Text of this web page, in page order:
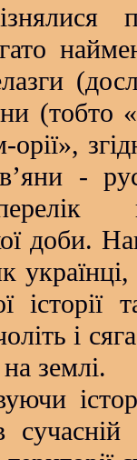
(тобто
орії»,
-
доби.
історії
і
землі.